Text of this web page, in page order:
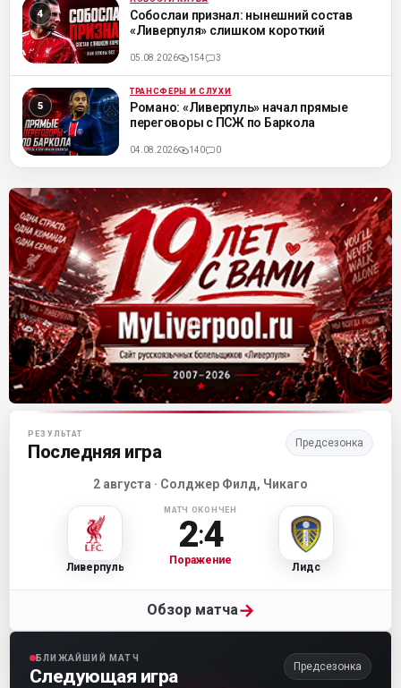
ML
Собослаи признал: нынешний состав
«Ливерпуля» слишком короткий
05.08.2026 154 3
ML ТРАНСФЕРЫ И СЛУХИ
Романо: «Ливерпуль» начал прямые
переговоры с ПСЖ по Баркола
04.08.2026 140 0
Матч-центр «Ливерпуля»
РЕЗУЛЬТАТ
Последняя игра Предсезонка
2 августа · Солджер Филд, Чикаго
Ливерпуль
МАТЧ ОКОНЧЕН
2:4
Поражение
Лидс
Обзор матча→
БЛИЖАЙШИЙ МАТЧ
Следующая игра Предсезонка